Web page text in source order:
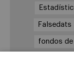
Falsedats
fondos